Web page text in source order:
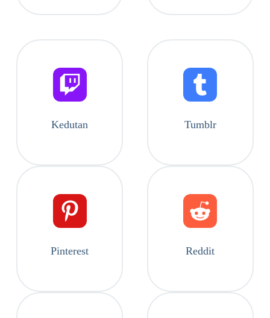
Kedutan Tumblr
Pinterest Reddit